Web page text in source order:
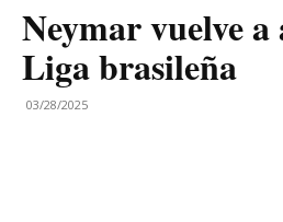
Neymar vuelve
Liga brasileña
03/28/2025